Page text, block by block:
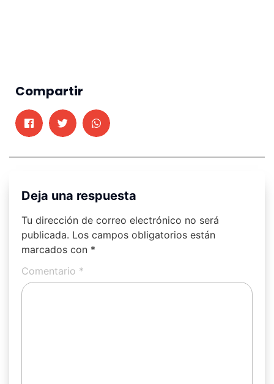
Compartir
Deja una respuesta
Tu dirección de correo electrónico no será
publicada. Los campos obligatorios están
marcados con *
Comentario *